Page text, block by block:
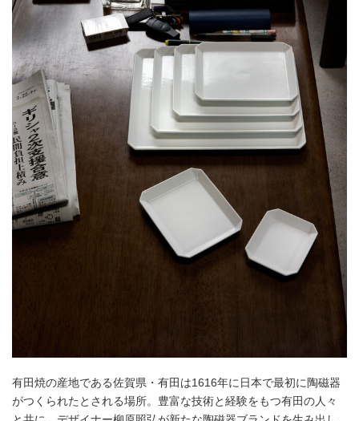
有田焼の産地である佐賀県・有田は1616年に日本で最初に陶磁器
がつくられたとされる場所。豊富な技術と経験をもつ有田の人々